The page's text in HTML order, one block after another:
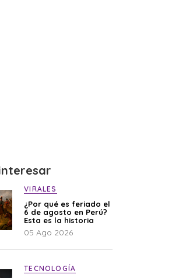
VIRALES
¿Por qué es feriado el
6 de agosto en Perú?
Esta es la historia
05 Ago 2026
TECNOLOGÍA